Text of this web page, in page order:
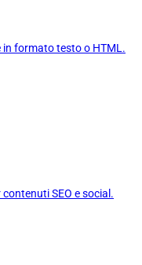
in formato testo o HTML.
SEO e social.